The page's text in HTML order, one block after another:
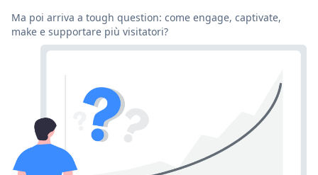
Ma poi arriva a tough question: come engage, captivate,
make e supportare più visitatori?